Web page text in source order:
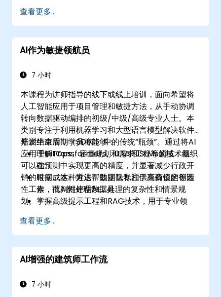
查看更多...
AI作为敏捷领航员
7 小时
本课程为讲师指导的线下或线上培训，面向希望将
人工智能应用于项目管理和敏捷方法，从手动协调
转向数据驱动编排的初级/中级/高级专业人士。本
类别专注于利用机器学习和大型语言模型解决软件
开发生命周期（SDLC）中的传统“瓶颈”。通过将AI
应用于GitOps、容量规划和需求工程等领域，组织
可以在预测中实现更高的精度，并显著减少行政开
销的时间。这种方法帮助团队专注于高价值的创造
性工作，而AI则处理数据处理的复杂性和情景规
划。
培训结束后，学员将能够：
理解Transformers、LLMs和SLMs的技术基
础。
根据成本、延迟、数据隐私和供应商锁定等因
素，批判性评估AI工具。
掌握高级提示工程和RAG技术，用于专业领
将AI整合到完整的敏捷生命周期中，从构思和
待办事项优化到风险管理。
识别并缓解与AI伦理、偏见、幻觉和“模型崩溃”
相关的风险。
管理任务。
查看更多...
AI增强的建筑师工作流
7 小时